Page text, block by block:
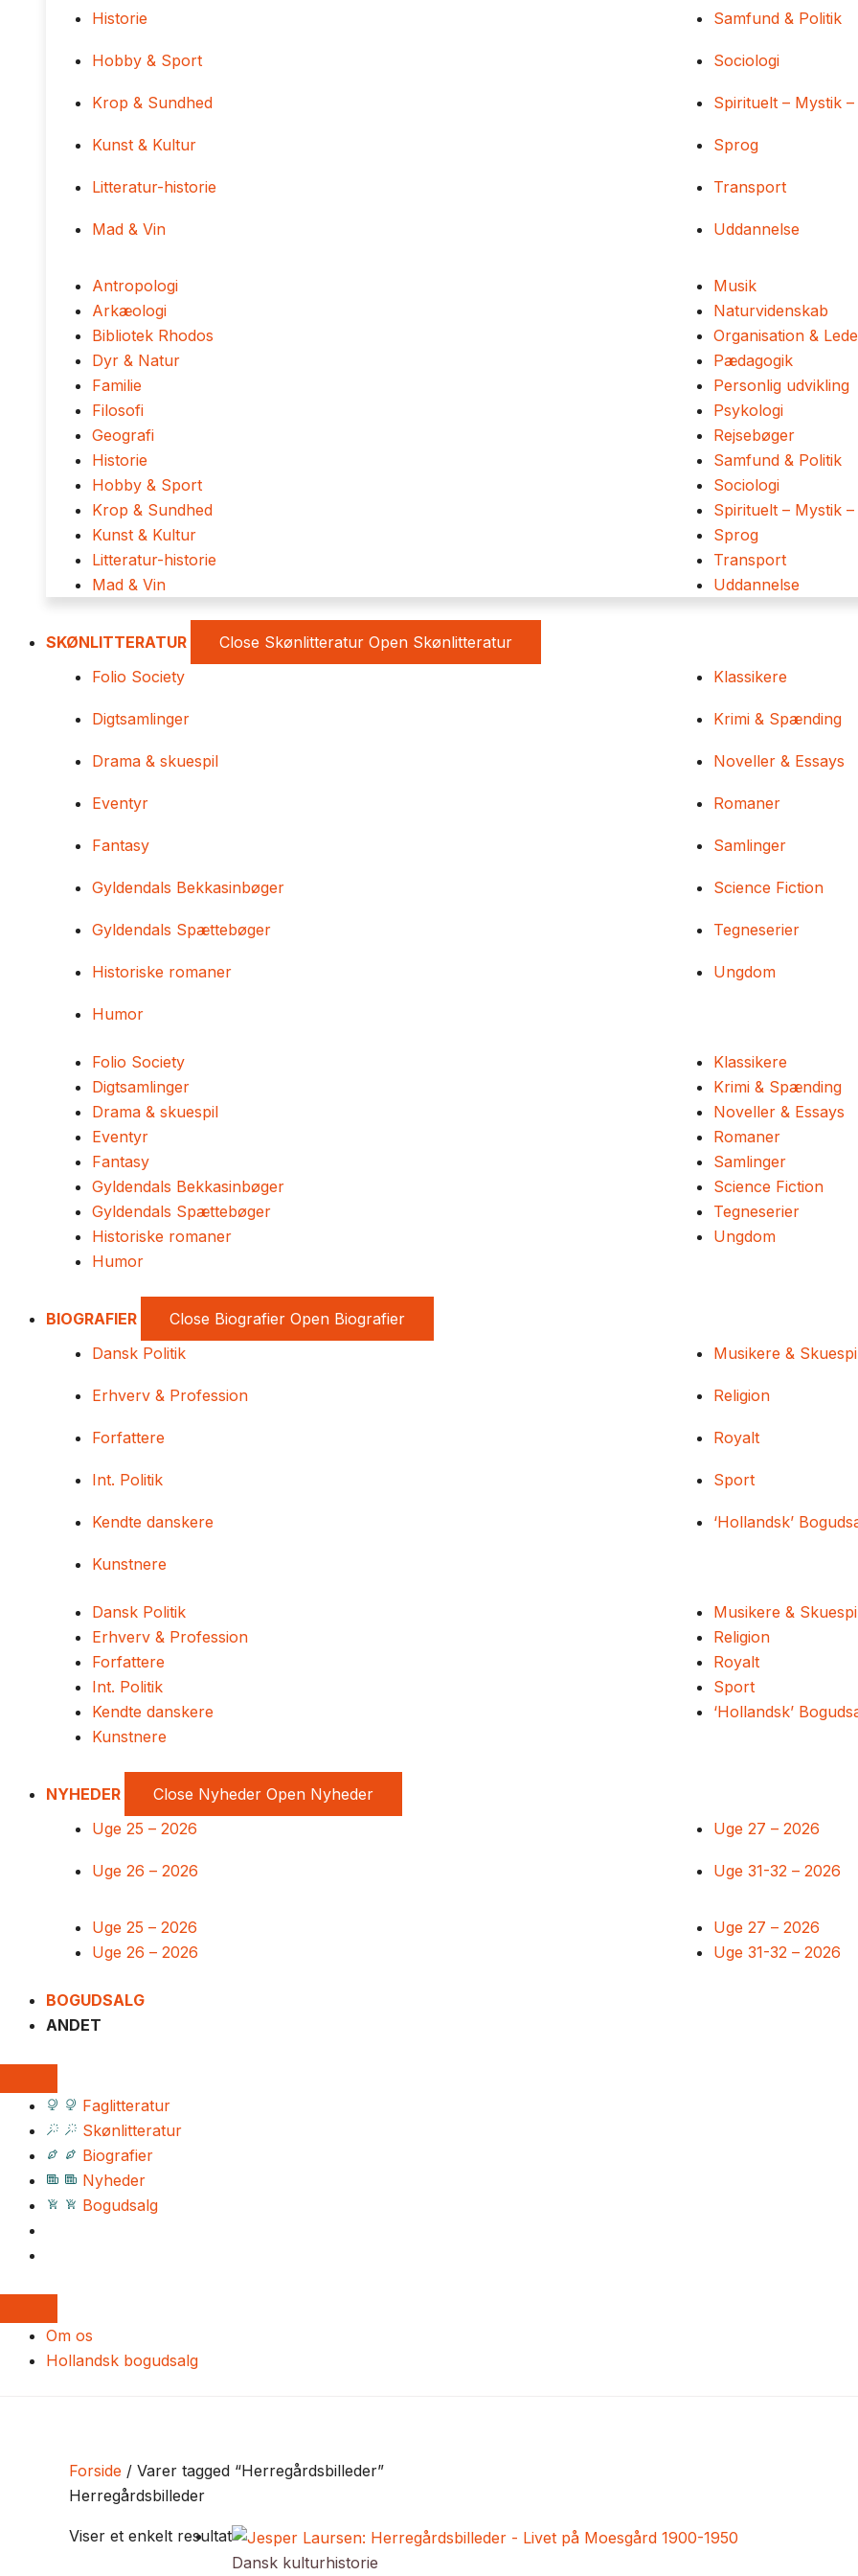
Historie
Hobby & Sport
Krop & Sundhed
Kunst & Kultur
Litteratur-historie
Mad & Vin
Samfund & Politik
Sociologi
Spirituelt – Mystik
Sprog
Transport
Uddannelse
Antropologi
Arkæologi
Bibliotek Rhodos
Dyr & Natur
Familie
Filosofi
Geografi
Historie
Hobby & Sport
Krop & Sundhed
Kunst & Kultur
Litteratur-historie
Mad & Vin
Musik
Naturvidenskab
Organisation &
Pædagogik
Personlig udvikling
Psykologi
Rejsebøger
Samfund & Politik
Sociologi
Spirituelt – Mystik
Sprog
Transport
Uddannelse
SKØNLITTERATUR Close Skønlitteratur Open Skønlitteratur
Folio Society
Digtsamlinger
Drama & skuespil
Eventyr
Fantasy
Gyldendals Bekkasinbøger
Gyldendals Spættebøger
Historiske romaner
Humor
Klassikere
Krimi & Spænding
Noveller & Essays
Romaner
Samlinger
Science Fiction
Tegneserier
Ungdom
Folio Society
Digtsamlinger
Drama & skuespil
Eventyr
Fantasy
Gyldendals Bekkasinbøger
Gyldendals Spættebøger
Historiske romaner
Humor
Klassikere
Krimi & Spænding
Noveller & Essays
Romaner
Samlinger
Science Fiction
Tegneserier
Ungdom
BIOGRAFIER Close Biografier Open Biografier
Dansk Politik
Erhverv & Profession
Forfattere
Int. Politik
Kendte danskere
Kunstnere
Musikere &
Religion
Royalt
Sport
‘Hollandsk’
Dansk Politik
Erhverv & Profession
Forfattere
Int. Politik
Kendte danskere
Kunstnere
Musikere &
Religion
Royalt
Sport
‘Hollandsk’
NYHEDER Close Nyheder Open Nyheder
Uge 25 – 2026
Uge 26 – 2026
Uge 27 – 2026
Uge 31-32 – 2026
Uge 25 – 2026
Uge 26 – 2026
Uge 27 – 2026
Uge 31-32 – 2026
BOGUDSALG
ANDET
Faglitteratur
Skønlitteratur
Biografier
Nyheder
Bogudsalg
Om os
Hollandsk bogudsalg
Forside / Varer tagged “Herregårdsbilleder”
Herregårdsbilleder
Viser et enkelt resultat
Dansk kulturhistorie